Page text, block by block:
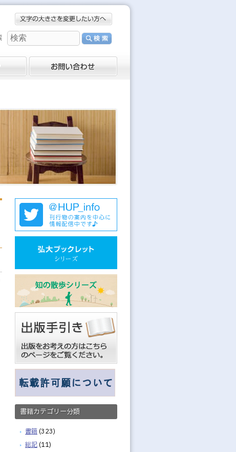
書籍カテゴリー分類
書籍 (323)
総記 (11)